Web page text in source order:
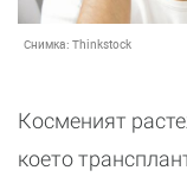
Снимка: Thinkstock
Косменият
което